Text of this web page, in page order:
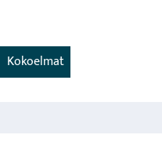
Kokoelmat